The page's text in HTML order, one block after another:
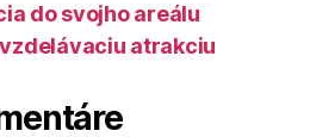
do svojho areálu
atrakciu